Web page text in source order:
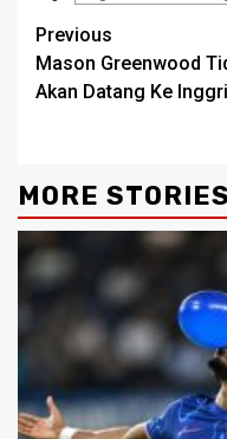
Continue
Reading
Previous
Mason Greenwood
Akan Datang Ke
MORE STORIES